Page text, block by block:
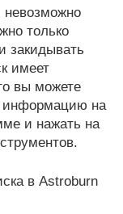
невозможно
только
закидывать
имеет
вы можете
информацию на
и нажать на